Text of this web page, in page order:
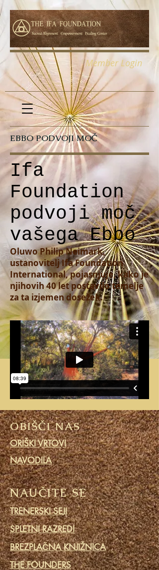
Member Login
EBBO PODVOJI MOČ
Ifa
Foundation
podvoji moč
vašega Ebbo
Oluwo Philip Neimark,
ustanovitelj Ifa Foundation
International, pojasnjuje, kako je
njihovih 40 let postavilo temelje
za ta izjemen dosežek.
OBIŠČI NAS
ORIŠKI VRTOVI
NAVODILA
NAUČITE SE
TRENERSKI SEJI
SPLETNI RAZREDI
BREZPLAČNA KNJIŽNICA
THE FOUNDERS